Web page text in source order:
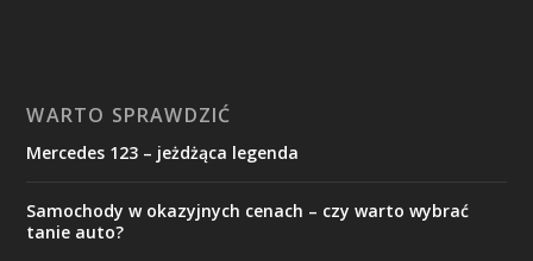
WARTO SPRAWDZIĆ
Mercedes 123 – jeżdżąca legenda
Samochody w okazyjnych cenach – czy warto wybrać
tanie auto?